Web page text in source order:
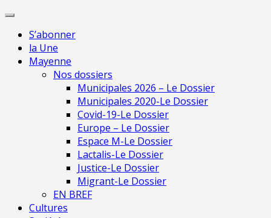
Skip
contentS’abonner
la Une
Mayenne
Nos dossiers
Municipales 2026 – Le Dossier
Municipales 2020-Le Dossier
Covid-19-Le Dossier
Europe – Le Dossier
Espace M-Le Dossier
Lactalis-Le Dossier
Justice-Le Dossier
Migrant-Le Dossier
EN BREF
Cultures